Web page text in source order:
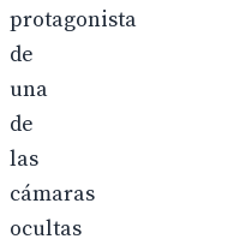
protagonista
de
una
de
las
cámaras
ocultas